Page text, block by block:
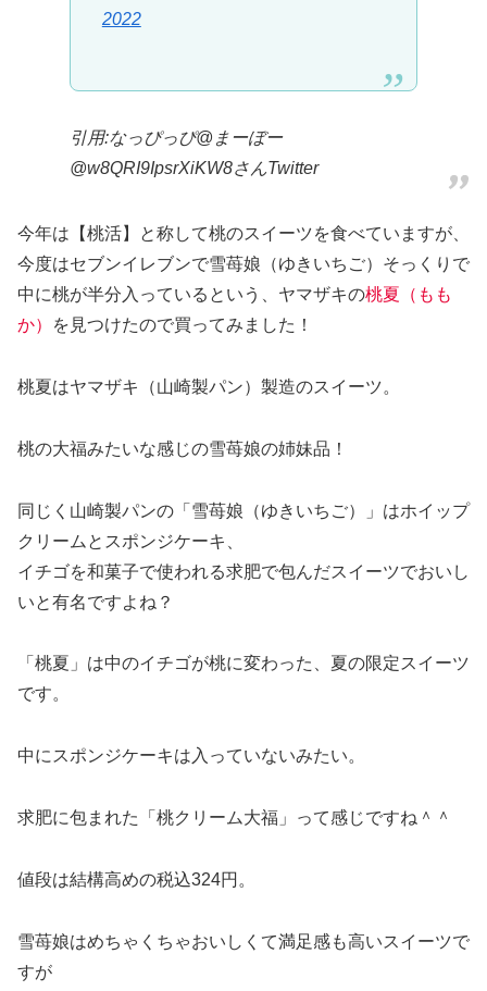
2022
引用:なっぴっぴ@まーぼー
@w8QRI9IpsrXiKW8さんTwitter
今年は【桃活】と称して桃のスイーツを食べていますが、
今度はセブンイレブンで雪苺娘（ゆきいちご）そっくりで
中に桃が半分入っているという、ヤマザキの桃夏（もも
か）
を見つけたので買ってみました！
桃夏はヤマザキ（山崎製パン）製造のスイーツ。
桃の大福みたいな感じの雪苺娘の姉妹品！
同じく山崎製パンの「雪苺娘（ゆきいちご）」はホイップ
クリームとスポンジケーキ、
イチゴを和菓子で使われる求肥で包んだスイーツでおいし
いと有名ですよね？
「桃夏」は中のイチゴが桃に変わった、夏の限定スイーツ
です。
中にスポンジケーキは入っていないみたい。
求肥に包まれた「桃クリーム大福」って感じですね＾＾
値段は結構高めの税込324円。
雪苺娘はめちゃくちゃおいしくて満足感も高いスイーツで
すが